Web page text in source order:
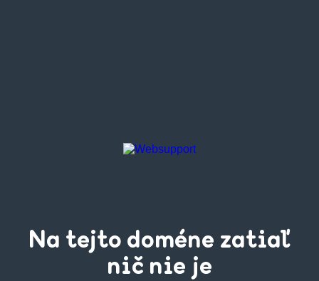
Na tejto doméne zatiaľ
nič nie je